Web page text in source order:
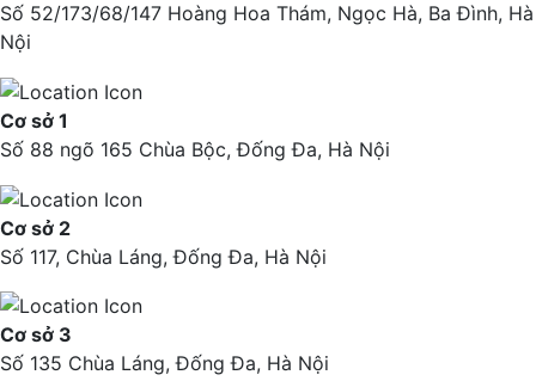
Số 52/173/68/147 Hoàng Hoa Thám, Ngọc Hà, Ba Đình, Hà
Nội
Cơ sở 1
Số 88 ngõ 165 Chùa Bộc, Đống Đa, Hà Nội
Cơ sở 2
Số 117, Chùa Láng, Đống Đa, Hà Nội
Cơ sở 3
Số 135 Chùa Láng, Đống Đa, Hà Nội